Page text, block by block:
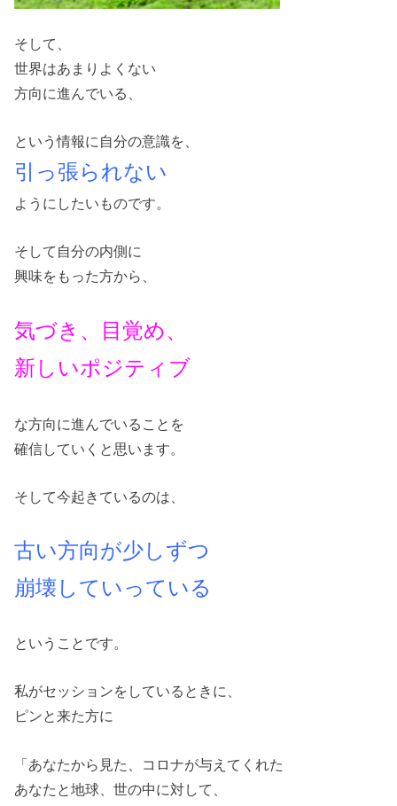
そして、
世界はあまりよくない
方向に進んでいる、
という情報に自分の意識を、
引っ張られない
ようにしたいものです。
そして自分の内側に
興味をもった方から、
気づき、目覚め、
新しいポジティブ
な方向に進んでいることを
確信していくと思います。
そして今起きているのは、
古い方向が少しずつ
崩壊していっている
ということです。
私がセッションをしているときに、
ピンと来た方に
「あなたから見た、コロナが与えてくれた
あなたと地球、世の中に対して、